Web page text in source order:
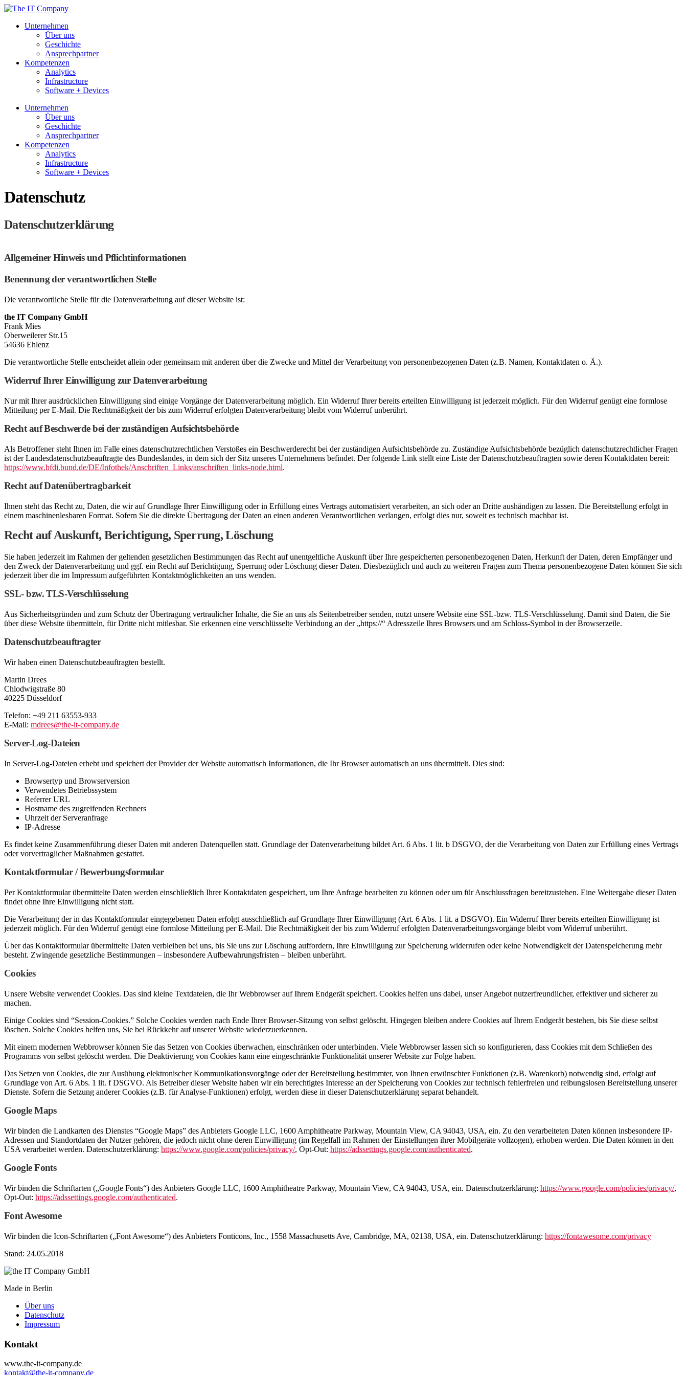
Unternehmen
Über uns
Geschichte
Ansprechpartner
Kompetenzen
Analytics
Infrastructure
Software + Devices
Unternehmen
Über uns
Geschichte
Ansprechpartner
Kompetenzen
Analytics
Infrastructure
Software + Devices
Datenschutz
Datenschutzerklärung
Allgemeiner Hinweis und Pflichtinformationen
Benennung der verantwortlichen Stelle
Die verantwortliche Stelle für die Datenverarbeitung auf dieser Website ist:
the IT Company GmbH
Frank Mies
Oberweilerer Str.15
54636 Ehlenz
Die verantwortliche Stelle entscheidet allein oder gemeinsam mit anderen über die Zwecke und Mittel der Verarbeitung von personenbezogenen Daten (z.B. Namen, Kontaktdaten o. Ä.).
Widerruf Ihrer Einwilligung zur Datenverarbeitung
Nur mit Ihrer ausdrücklichen Einwilligung sind einige Vorgänge der Datenverarbeitung möglich. Ein Widerruf Ihrer bereits erteilten Einwilligung ist jederzeit möglich. Für den Widerruf genügt eine formlose
Mitteilung per E-Mail. Die Rechtmäßigkeit der bis zum Widerruf erfolgten Datenverarbeitung bleibt vom Widerruf unberührt.
Recht auf Beschwerde bei der zuständigen Aufsichtsbehörde
Als Betroffener steht Ihnen im Falle eines datenschutzrechtlichen Verstoßes ein Beschwerderecht bei der zuständigen Aufsichtsbehörde zu. Zuständige Aufsichtsbehörde bezüglich datenschutzrechtlicher Fragen
ist der Landesdatenschutzbeauftragte des Bundeslandes, in dem sich der Sitz unseres Unternehmens befindet. Der folgende Link stellt eine Liste der Datenschutzbeauftragten sowie deren Kontaktdaten bereit:
https://www.bfdi.bund.de/DE/Infothek/Anschriften_Links/anschriften_links-node.html.
Recht auf Datenübertragbarkeit
Ihnen steht das Recht zu, Daten, die wir auf Grundlage Ihrer Einwilligung oder in Erfüllung eines Vertrags automatisiert verarbeiten, an sich oder an Dritte aushändigen zu lassen. Die Bereitstellung erfolgt in
einem maschinenlesbaren Format. Sofern Sie die direkte Übertragung der Daten an einen anderen Verantwortlichen verlangen, erfolgt dies nur, soweit es technisch machbar ist.
Recht auf Auskunft, Berichtigung, Sperrung, Löschung
Sie haben jederzeit im Rahmen der geltenden gesetzlichen Bestimmungen das Recht auf unentgeltliche Auskunft über Ihre gespeicherten personenbezogenen Daten, Herkunft der Daten, deren Empfänger und
den Zweck der Datenverarbeitung und ggf. ein Recht auf Berichtigung, Sperrung oder Löschung dieser Daten. Diesbezüglich und auch zu weiteren Fragen zum Thema personenbezogene Daten können Sie sich
jederzeit über die im Impressum aufgeführten Kontaktmöglichkeiten an uns wenden.
SSL- bzw. TLS-Verschlüsselung
Aus Sicherheitsgründen und zum Schutz der Übertragung vertraulicher Inhalte, die Sie an uns als Seitenbetreiber senden, nutzt unsere Website eine SSL-bzw. TLS-Verschlüsselung. Damit sind Daten, die Sie
über diese Website übermitteln, für Dritte nicht mitlesbar. Sie erkennen eine verschlüsselte Verbindung an der „https://“ Adresszeile Ihres Browsers und am Schloss-Symbol in der Browserzeile.
Datenschutzbeauftragter
Wir haben einen Datenschutzbeauftragten bestellt.
Martin Drees
Chlodwigstraße 80
40225 Düsseldorf
Telefon: +49 211 63553-933
E-Mail: mdrees@the-it-company.de
Server-Log-Dateien
In Server-Log-Dateien erhebt und speichert der Provider der Website automatisch Informationen, die Ihr Browser automatisch an uns übermittelt. Dies sind:
Browsertyp und Browserversion
Verwendetes Betriebssystem
Referrer URL
Hostname des zugreifenden Rechners
Uhrzeit der Serveranfrage
IP-Adresse
Es findet keine Zusammenführung dieser Daten mit anderen Datenquellen statt. Grundlage der Datenverarbeitung bildet Art. 6 Abs. 1 lit. b DSGVO, der die Verarbeitung von Daten zur Erfüllung eines Vertrags
oder vorvertraglicher Maßnahmen gestattet.
Kontaktformular / Bewerbungsformular
Per Kontaktformular übermittelte Daten werden einschließlich Ihrer Kontaktdaten gespeichert, um Ihre Anfrage bearbeiten zu können oder um für Anschlussfragen bereitzustehen. Eine Weitergabe dieser Daten
findet ohne Ihre Einwilligung nicht statt.
Die Verarbeitung der in das Kontaktformular eingegebenen Daten erfolgt ausschließlich auf Grundlage Ihrer Einwilligung (Art. 6 Abs. 1 lit. a DSGVO). Ein Widerruf Ihrer bereits erteilten Einwilligung ist
jederzeit möglich. Für den Widerruf genügt eine formlose Mitteilung per E-Mail. Die Rechtmäßigkeit der bis zum Widerruf erfolgten Datenverarbeitungsvorgänge bleibt vom Widerruf unberührt.
Über das Kontaktformular übermittelte Daten verbleiben bei uns, bis Sie uns zur Löschung auffordern, Ihre Einwilligung zur Speicherung widerrufen oder keine Notwendigkeit der Datenspeicherung mehr
besteht. Zwingende gesetzliche Bestimmungen – insbesondere Aufbewahrungsfristen – bleiben unberührt.
Cookies
Unsere Website verwendet Cookies. Das sind kleine Textdateien, die Ihr Webbrowser auf Ihrem Endgerät speichert. Cookies helfen uns dabei, unser Angebot nutzerfreundlicher, effektiver und sicherer zu
machen.
Einige Cookies sind “Session-Cookies.” Solche Cookies werden nach Ende Ihrer Browser-Sitzung von selbst gelöscht. Hingegen bleiben andere Cookies auf Ihrem Endgerät bestehen, bis Sie diese selbst
löschen. Solche Cookies helfen uns, Sie bei Rückkehr auf unserer Website wiederzuerkennen.
Mit einem modernen Webbrowser können Sie das Setzen von Cookies überwachen, einschränken oder unterbinden. Viele Webbrowser lassen sich so konfigurieren, dass Cookies mit dem Schließen des
Programms von selbst gelöscht werden. Die Deaktivierung von Cookies kann eine eingeschränkte Funktionalität unserer Website zur Folge haben.
Das Setzen von Cookies, die zur Ausübung elektronischer Kommunikationsvorgänge oder der Bereitstellung bestimmter, von Ihnen erwünschter Funktionen (z.B. Warenkorb) notwendig sind, erfolgt auf
Grundlage von Art. 6 Abs. 1 lit. f DSGVO. Als Betreiber dieser Website haben wir ein berechtigtes Interesse an der Speicherung von Cookies zur technisch fehlerfreien und reibungslosen Bereitstellung unserer
Dienste. Sofern die Setzung anderer Cookies (z.B. für Analyse-Funktionen) erfolgt, werden diese in dieser Datenschutzerklärung separat behandelt.
Google Maps
Wir binden die Landkarten des Dienstes “Google Maps” des Anbieters Google LLC, 1600 Amphitheatre Parkway, Mountain View, CA 94043, USA, ein. Zu den verarbeiteten Daten können insbesondere IP-
Adressen und Standortdaten der Nutzer gehören, die jedoch nicht ohne deren Einwilligung (im Regelfall im Rahmen der Einstellungen ihrer Mobilgeräte vollzogen), erhoben werden. Die Daten können in den
USA verarbeitet werden. Datenschutzerklärung: https://www.google.com/policies/privacy/, Opt-Out: https://adssettings.google.com/authenticated.
Google Fonts
Wir binden die Schriftarten („Google Fonts“) des Anbieters Google LLC, 1600 Amphitheatre Parkway, Mountain View, CA 94043, USA, ein. Datenschutzerklärung: https://www.google.com/policies/privacy/,
Opt-Out: https://adssettings.google.com/authenticated.
Font Awesome
Wir binden die Icon-Schriftarten („Font Awesome“) des Anbieters Fonticons, Inc., 1558 Massachusetts Ave, Cambridge, MA, 02138, USA, ein. Datenschutzerklärung: https://fontawesome.com/privacy
Stand: 24.05.2018
Made in Berlin
Über uns
Datenschutz
Impressum
Kontakt
www.the-it-company.de
kontakt@the-it-company.de